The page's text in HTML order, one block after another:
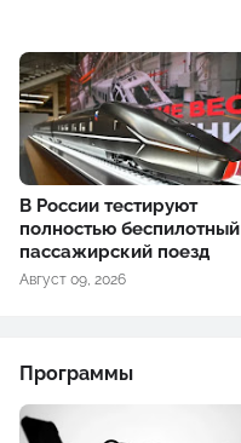
В России тестируют
полностью беспилотный
пассажирский поезд
Август 09, 2026
Программы